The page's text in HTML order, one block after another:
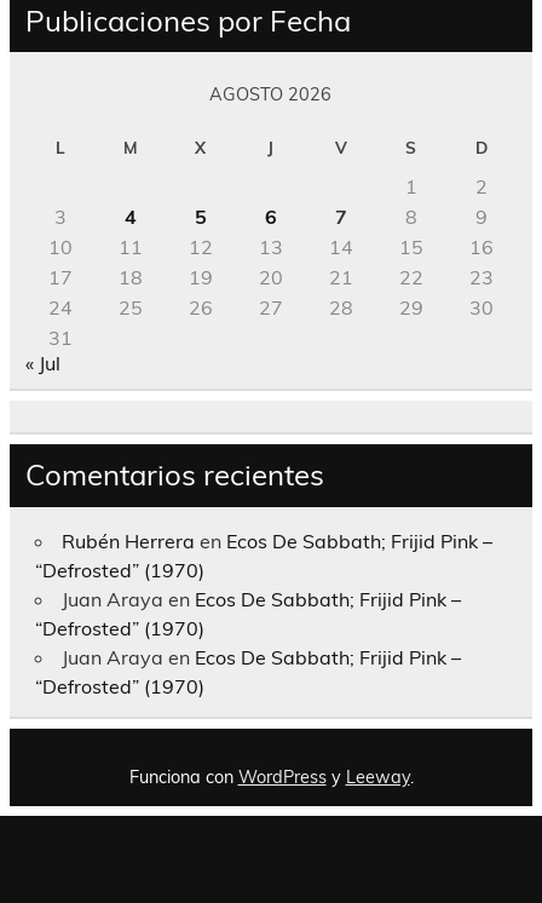
Publicaciones por Fecha
AGOSTO 2026
L M X J V S D
1
2
3
4 5 6 7 8
9
10
11 12 13 14 15
16
17
18 19 20 21 22
23
24
25 26 27 28 29
30
31
« Jul
Comentarios recientes
Rubén Herrera en Ecos De Sabbath; Frijid Pink –
“Defrosted” (1970)
Juan Araya en Ecos De Sabbath; Frijid Pink –
“Defrosted” (1970)
Juan Araya en Ecos De Sabbath; Frijid Pink –
“Defrosted” (1970)
Funciona con WordPressy Leeway.